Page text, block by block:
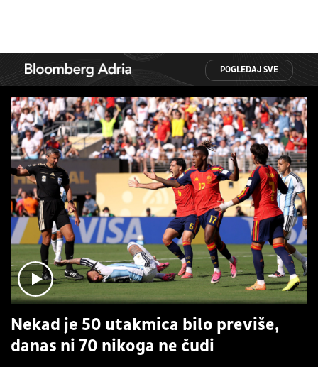
POGLEDAJ SVE
Nekad je 50 utakmica bilo previše,
danas ni 70 nikoga ne čudi